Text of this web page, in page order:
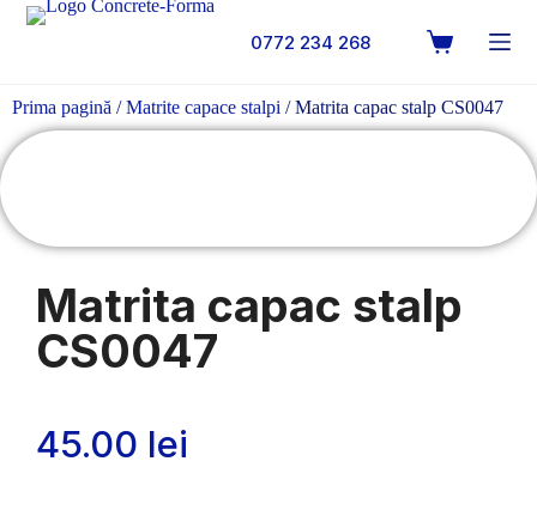
0772 234 268
Prima pagină /Matrite capace stalpi / Matrita capac stalp CS0047
Matrita capac stalp
CS0047
45.00 lei